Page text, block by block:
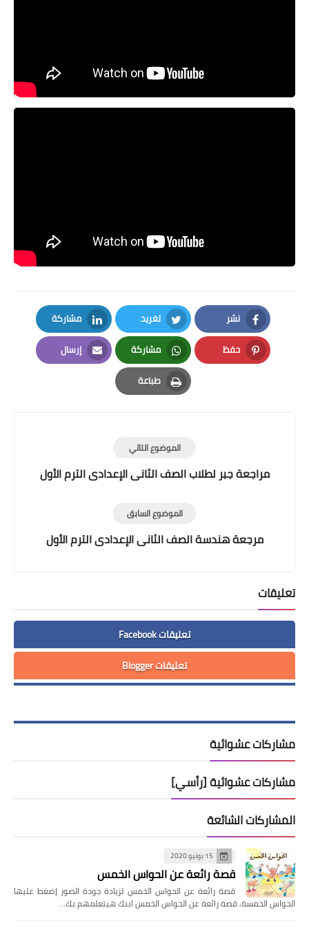
نشر
Facebook
تغريد
Twitter
مشاركة
LinkedIn
حفظ
Pinterest
مشاركة
Whatsapp
إرسال
Email
طباعة
Print
الموضوع التالي
مراجعة جبر لطلاب الصف الثانى الإعدادى الترم الأول
الموضوع السابق
مرجعة هندسة الصف الثانى الإعدادى الترم الأول
تعليقات
تعليقات Facebook
تعليقات Blogger
مشاركات عشوائية
مشاركات عشوائية [رأسي]
المشاركات الشائعة
15 يونيو 2020
قصة رائعة عن الحواس الخمس
قصة رائعة عن الحواس الخمس لزيادة جودة الصور إضغط عليها
الحواس الخمسة, قصة رائعة عن الحواس الخمس ابنك هيتعلمهم بك…